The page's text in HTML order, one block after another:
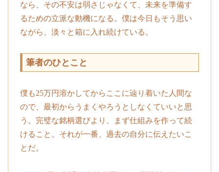
なら、その不安は弱さじゃなくて、未来を準備す
るための立派な動機になる。僕は今日もそう思い
ながら、淡々と箱に入れ続けている。
筆者のひとこと
僕も25万円溶かしてからここに辿り着いた人間な
ので、最初からうまくやろうとしなくていいと思
う。完璧な銘柄選びより、まず仕組みを作って続
けること。それが一番、過去の自分に伝えたいこ
とだ。